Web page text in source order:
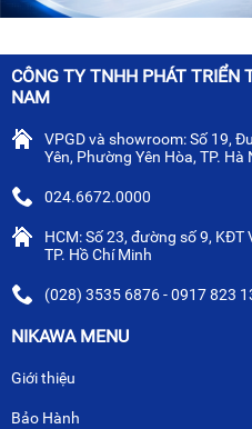
CÔNG TY TNHH PHÁT TRIỂN
NAM
VPGD và showroom: Số 19,
Yên, Phường Yên Hòa, TP. Hà
024.6672.0000
HCM: Số 23, đường số 9,
TP. Hồ Chí Minh
(028) 3535 6876 - 0917 823
NIKAWA MENU
Giới thiệu
Bảo Hành